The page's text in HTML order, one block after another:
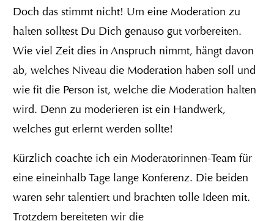
Doch das stimmt nicht! Um eine Moderation zu
halten solltest Du Dich genauso gut vorbereiten.
Wie viel Zeit dies in Anspruch nimmt, hängt davon
ab, welches Niveau die Moderation haben soll und
wie fit die Person ist, welche die Moderation halten
wird. Denn zu moderieren ist ein Handwerk,
welches gut erlernt werden sollte!
Kürzlich coachte ich ein Moderatorinnen-Team für
eine eineinhalb Tage lange Konferenz. Die beiden
waren sehr talentiert und brachten tolle Ideen mit.
Trotzdem bereiteten wir die